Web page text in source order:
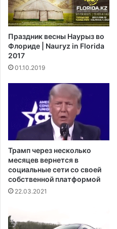
я
и
з
-
з
а
л
е
о
ж
а
р
о
Т
е
ш
т
ь
т
о
с
т
е
р
н
п
Праздник весны Наурыз во
Флориде | Nauryz in Florida
2017
01.10.2019
Трамп через несколько
месяцев вернется в
социальные сети со своей
собственной платформой
22.03.2021